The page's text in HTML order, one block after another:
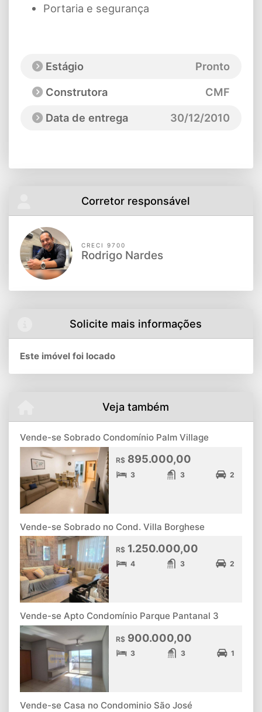
Portaria e segurança
Estágio
Pronto
Construtora
CMF
Data de entrega
30/12/2010
Corretor responsável
CRECI 9700
Rodrigo Nardes
Solicite mais informações
Este imóvel foi locado
Veja também
Vende-se Sobrado Condomínio Palm Village
R$ 895.000,00
3 3 2
Vende-se Sobrado no Cond. Villa Borghese
R$ 1.250.000,00
4 3 2
Vende-se Apto Condomínio Parque Pantanal 3
R$ 900.000,00
3 3 1
Vende-se Casa no Condominio São José